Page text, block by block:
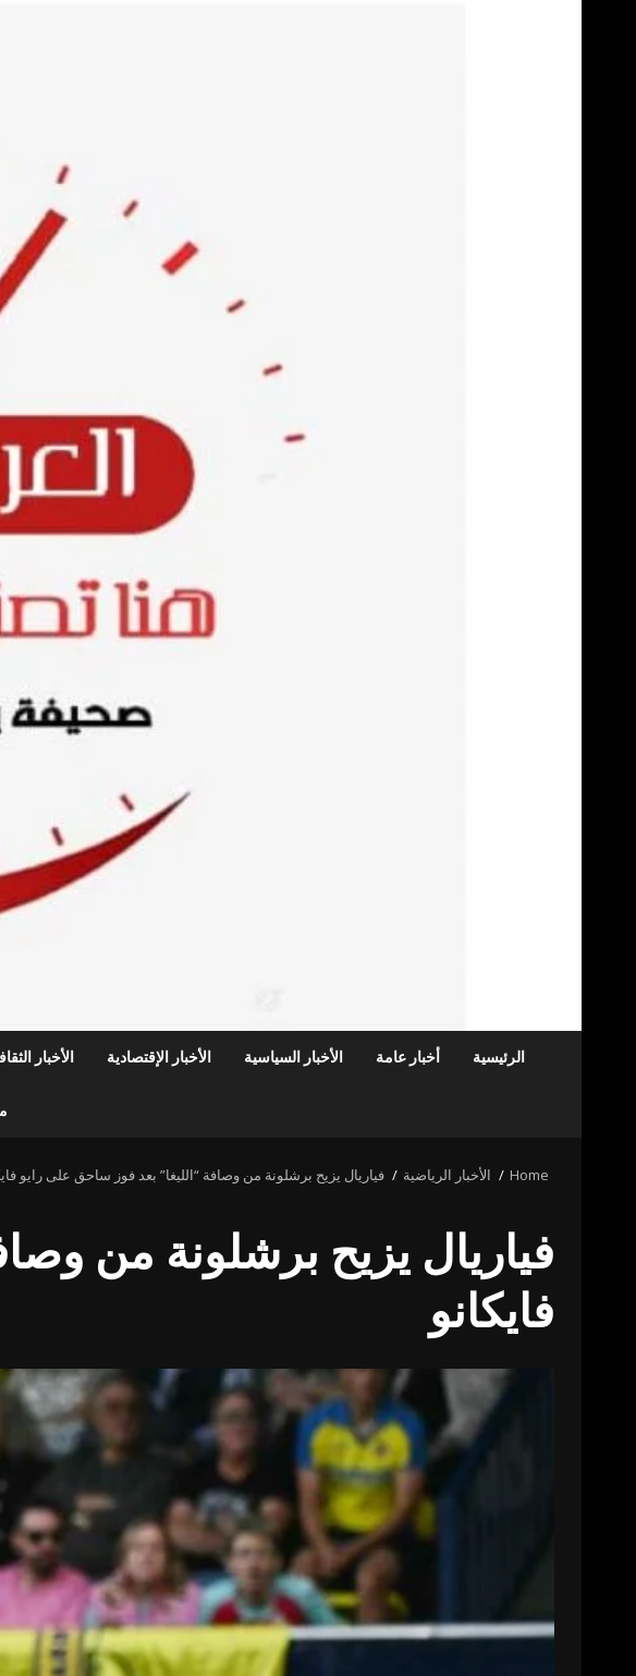
الرئيسية أخبار عامة الأخبار السياسية الأخبار الإقتصادية الأخبار
Home الأخبار الرياضية فياريال يزيح برشلونة من وصافة “الليغا” بعد فوز ساحق على رايو
فياريال يزيح برشلونة من
فايكانو